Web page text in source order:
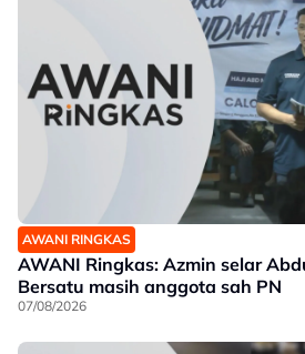
AWANI RINGKAS
AWANI Ringkas: Azmin selar
Bersatu masih anggota sah PN
07/08/2026